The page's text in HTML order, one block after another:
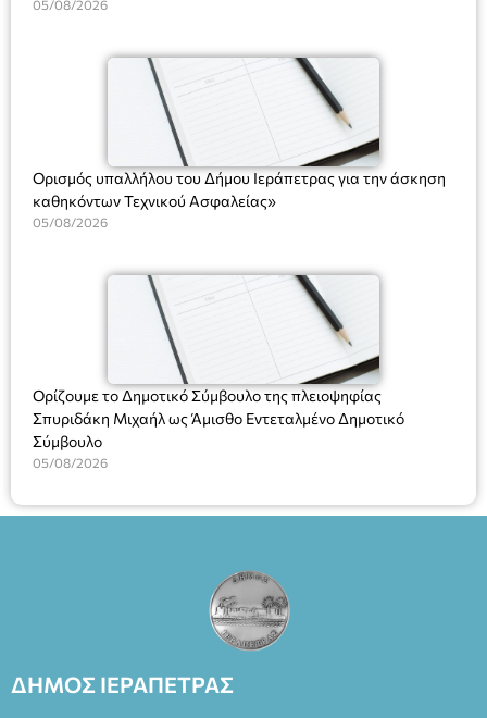
Υπηρεσιών για αποφάσεις, πιστοποιητικά, πράξεις και
(Ν. 5314/2026).»
05/08/2026
Ορισμός υπαλλήλου του Δήμου Ιεράπετρας για την άσκηση
καθηκόντων Τεχνικού Ασφαλείας»
05/08/2026
Ορίζουμε το Δημοτικό Σύμβουλο της πλειοψηφίας
Σπυριδάκη Μιχαήλ ως Άμισθο Εντεταλμένο Δημοτικό
Σύμβουλο
05/08/2026
ΔΗΜΟΣ ΙΕΡΑΠΕΤΡΑΣ